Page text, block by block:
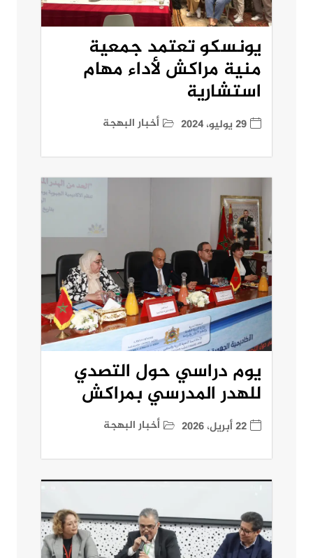
يونسكو تعتمد جمعية
منية مراكش لأداء مهام
استشارية
29 يوليو، 2024 أخبار البهجة
يوم دراسي حول التصدي
للهدر المدرسي بمراكش
22 أبريل، 2026 أخبار البهجة